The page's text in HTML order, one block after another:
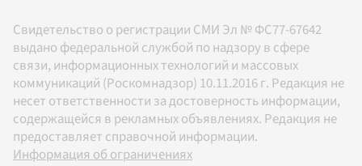
Свидетельство о регистрации СМИ Эл № ФС77-67642
выдано федеральной службой по надзору в сфере
связи, информационных технологий и массовых
коммуникаций (Роскомнадзор) 10.11.2016 г. Редакция не
несет ответственности за достоверность информации,
содержащейся в рекламных объявлениях. Редакция не
предоставляет справочной информации.
Информация об ограничениях